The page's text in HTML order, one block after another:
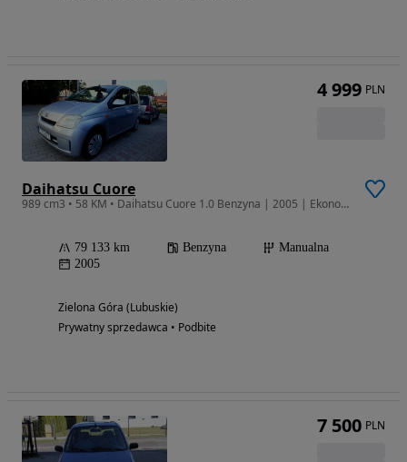
Daihatsu Cuore
989 cm3 • 58 KM • Daihatsu Cuore 1.0 Benzyna | 2005 | Ekonomiczne i niezawodne auto miej
79 133 km Benzyna
Manualna
2005
Zielona Góra (Lubuskie)
Prywatny sprzedawca • Podbite
4 999 PLN
7 500 PLN